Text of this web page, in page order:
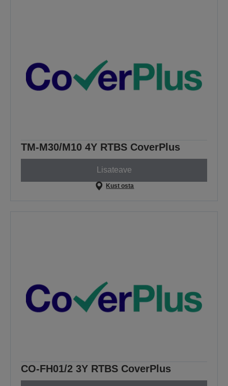
TM-M30/M10 4Y RTBS CoverPlus
Lisateave
Kust osta
CO-FH01/2 3Y RTBS CoverPlus